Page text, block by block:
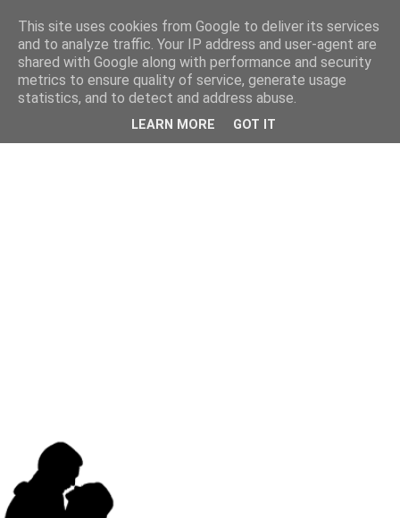
This site uses cookies from Google to deliver its services
and to analyze traffic. Your IP address and user-agent are
shared with Google along with performance and security
metrics to ensure quality of service, generate usage
statistics, and to detect and address abuse.
LEARN MORE GOT IT